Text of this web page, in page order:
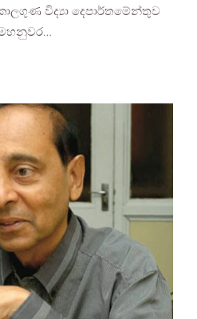
විද්‍යා දෙපාර්තමේන්තුව